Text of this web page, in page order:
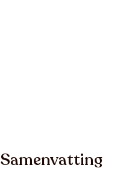
Samenvatting